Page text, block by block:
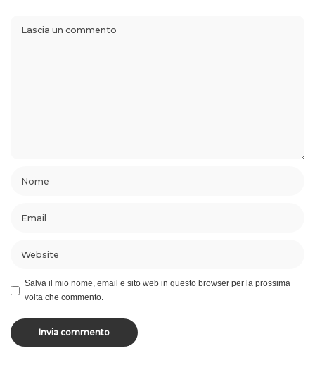
Salva il mio nome, email e sito web in questo browser per la prossima
volta che commento.